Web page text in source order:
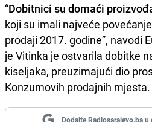
“Dobitnici su domaći
koji su imali najveće
prodaji 2017. godine”, navodi
je Vitinka je ostvarila dobitke
kiseljaka, preuzimajući dio
Konzumovih prodajnih mjesta.
Dodajte Radiosarajevo.ba